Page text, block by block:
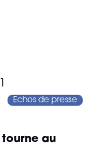
Echos de presse
tourne au